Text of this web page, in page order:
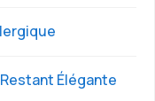
Élégante